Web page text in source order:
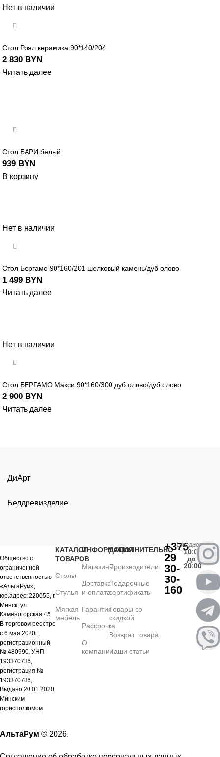
Нет в наличии
Стол Роял керамика 90*140/204
2 830 BYN
Читать далее
Стол БАРИ белый
939 BYN
В корзину
Нет в наличии
Стол Бергамо 90*160/201 шелковый камень/дуб олово
1 499 BYN
Читать далее
Нет в наличии
Стол БЕРГАМО Макси 90*160/300 дуб олово/дуб олово
2 900 BYN
Читать далее
ДиАрт
Белдревизделие
Общество с
ограниченной
ответственностью
«АльтаРум»,
юр.адрес: 220055, г.
Минск, ул.
Каменогорская 45
В торговом реестре
с 6 мая 2020г.,
регистрационный
№ 480990, УНП
193370736,
регистрация №
193370736,
Выдано 20.01.2020
Минским
горисполкомом
КАТАЛОГ
ТОВАРОВ
Столы
Стулья
Мягкая
мебель
ИНФОРМАЦИЯ
Магазины
Доставка
и оплата
Гарантия
Рассрочка
О
компании
ДОПОЛНИТЕЛЬНО
Производители
Подарочные
сертификаты
Товары со
скидкой
Возврат товара
Наши статьи
+375
29
30-
30-
160
Ежедневно
с
10:00
до
20:00
АльтаРум © 2026.